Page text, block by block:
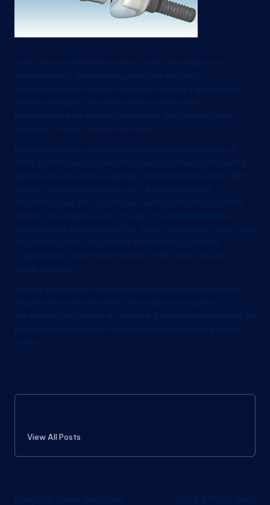
In più, se vuoi intervenire sul tuo sorriso ma hai paura
dell’intervento, qui potrai leggere tanti articoli sul
funzionamento e le tappe di un intervento di impiantologia
dentale e magari ascoltare anche i video con le
testimonianze dei pazienti che hanno già concluso il loro
intervento e sono tornati a sorridere.
Ma non è finita qui, solo su prezzoimpiantidentalimilano.it
infatti potrai trovare tante informazioni anche sul altri servizi
dentistici quali: estetica dentale, sbiancamento e tanto altro
ancora. Si tratta quindi di un vero e proprio portale
informativo per chi come te non vuole comprare a scatola
chiusa ma scegliere solo il meglio che il panorama dei
professionisti italiani può offrire. Scopri quindi tutto quello che
hai sempre voluto sapere sull’impiantologia dentale,
l’applicazione di faccette dentali o molto altro ancora, e
scegli al meglio.
Tutte le informazioni e i video illustrativi saranno infatti il più
importante e utile strumento informativo che potrai
adoperare per tornare a sorridere e scegliere l’intervento e il
professionista più adatti a te, senza mai perdere di vista il
prezzo.
View All Posts
Il migliore studio dentistico Cos’è il World Jurist